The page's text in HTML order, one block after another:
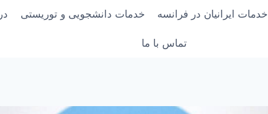
خدمات دانشجویی و توریستی خدمات ایرانیان در فرانسه
تماس با ما